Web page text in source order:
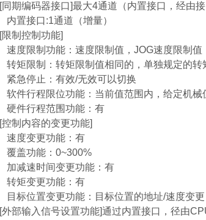
[同期编码器接口]最大4通道（内置接口，经由
内置接口:1通道（增量）
[限制控制功能]
速度限制功能：速度限制值，JOG速度限制值
转矩限制：转矩限制值相同的，单独规定的转
紧急停止：有效/无效可以切换
软件行程限位功能：当前值范围内，给定机械
硬件行程范围功能：有
[控制内容的变更功能]
速度变更功能：有
覆盖功能：0~300%
加减速时间变更功能：有
转矩变更功能：有
目标位置变更功能：目标位置的地址/速度变更
[外部输入信号设置功能]通过内置接口，径由